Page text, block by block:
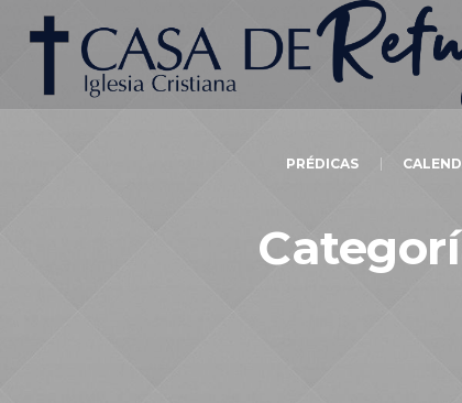
PRÉDICAS